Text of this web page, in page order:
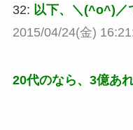
32: 以下、＼(^o^)／
2015/04/24(金)
20代のなら、3億あ